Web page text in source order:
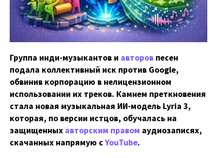
Группа инди-музыкантов и авторов песен
подала коллективный иск против Google,
обвинив корпорацию в нелицензионном
использовании их треков. Камнем преткновения
стала новая музыкальная ИИ-модель Lyria 3,
которая, по версии истцов, обучалась на
защищенных авторским правом аудиозаписях,
скачанных напрямую сYouTube.